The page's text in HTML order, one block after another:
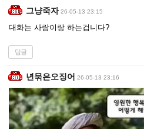
그냥죽자 26-05-13 23:15
대화는 사람이랑 하는겁니다?
답글
년묶은오징어 26-05-13 23:16